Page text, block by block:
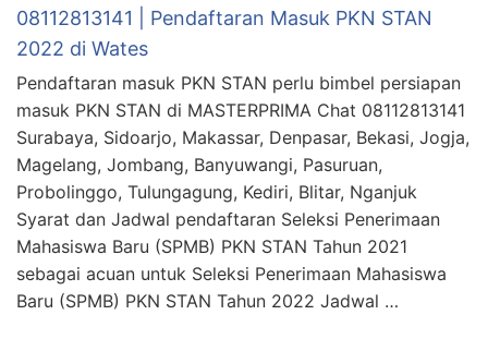
08112813141 | Pendaftaran Masuk PKN STAN
2022 di Wates
Pendaftaran masuk PKN STAN perlu bimbel persiapan
masuk PKN STAN di MASTERPRIMA Chat 08112813141
Surabaya, Sidoarjo, Makassar, Denpasar, Bekasi, Jogja,
Magelang, Jombang, Banyuwangi, Pasuruan,
Probolinggo, Tulungagung, Kediri, Blitar, Nganjuk
Syarat dan Jadwal pendaftaran Seleksi Penerimaan
Mahasiswa Baru (SPMB) PKN STAN Tahun 2021
sebagai acuan untuk Seleksi Penerimaan Mahasiswa
Baru (SPMB) PKN STAN Tahun 2022 Jadwal …